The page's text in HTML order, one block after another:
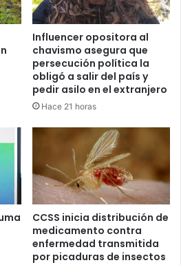
Influencer opositora al
chavismo asegura que
persecución política la
obligó a salir del país y
pedir asilo en el extranjero
Hace 21 horas
CCSS inicia distribución de
medicamento contra
enfermedad transmitida
por picaduras de insectos